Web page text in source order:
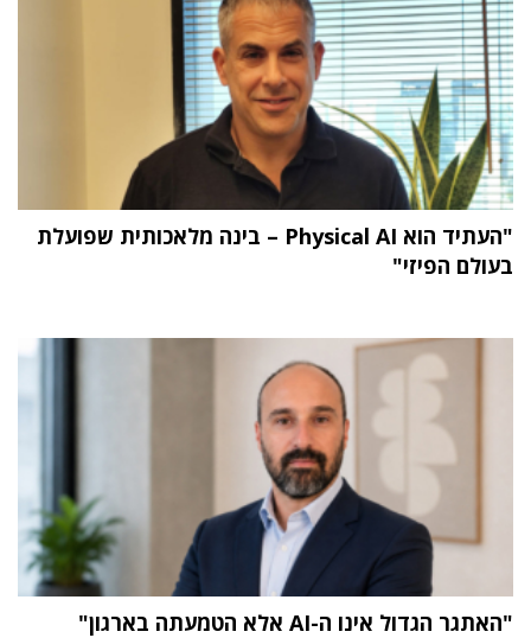
"העתיד הוא Physical AI – בינה מלאכותית שפועלת
בעולם הפיזי"
"האתגר הגדול אינו ה-AI אלא הטמעתה בארגון"